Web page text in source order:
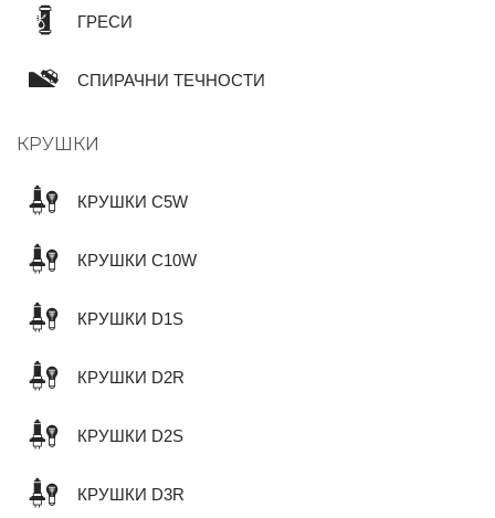
ГРЕСИ
СПИРАЧНИ ТЕЧНОСТИ
КРУШКИ
КРУШКИ C5W
КРУШКИ C10W
КРУШКИ D1S
КРУШКИ D2R
КРУШКИ D2S
КРУШКИ D3R